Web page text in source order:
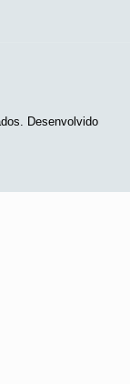
Desenvolvido